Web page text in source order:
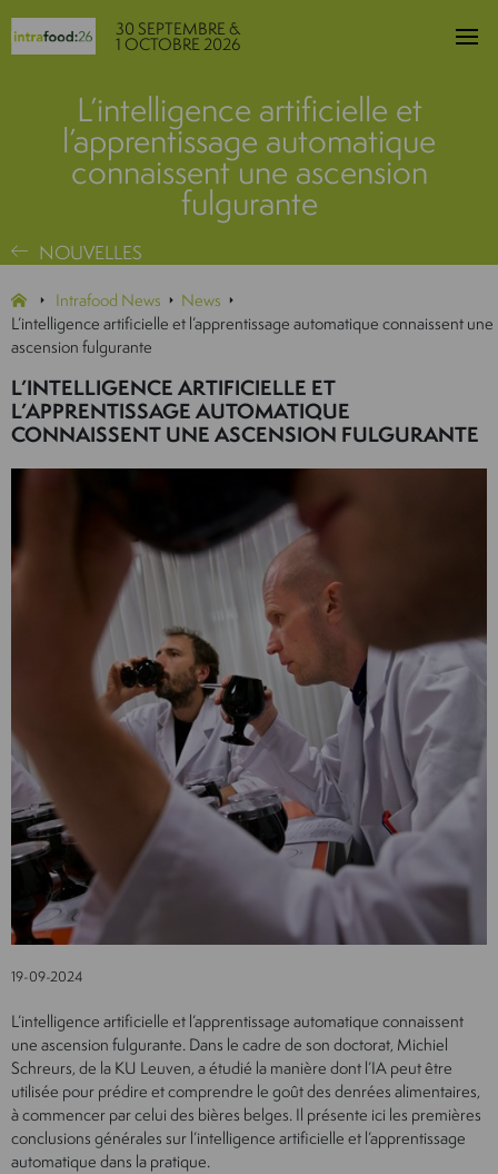
30 SEPTEMBRE &
1 OCTOBRE 2026
L’intelligence artificielle et
l’apprentissage automatique
connaissent une ascension
fulgurante
NOUVELLES
Intrafood News
News
L’intelligence artificielle et l’apprentissage automatique connaissent une
ascension fulgurante
L’INTELLIGENCE ARTIFICIELLE ET
L’APPRENTISSAGE AUTOMATIQUE
CONNAISSENT UNE ASCENSION FULGURANTE
19-09-2024
L’intelligence artificielle et l’apprentissage automatique connaissent
une ascension fulgurante. Dans le cadre de son doctorat, Michiel
Schreurs, de la KU Leuven, a étudié la manière dont l’IA peut être
utilisée pour prédire et comprendre le goût des denrées alimentaires,
à commencer par celui des bières belges. Il présente ici les premières
conclusions générales sur l’intelligence artificielle et l’apprentissage
automatique dans la pratique.